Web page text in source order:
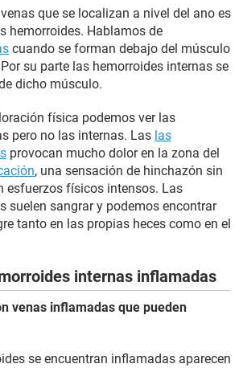
que se localizan a nivel del ano es
hemorroides. Hablamos de
cuando se forman debajo del músculo
su parte las hemorroides internas se
dicho músculo.
física podemos ver las
pero no las internas. Las las
provocan mucho dolor en la zona del
, una sensación de hinchazón sin
esfuerzos físicos intensos. Las
suelen sangrar y podemos encontrar
tanto en las propias heces como en el
internas inflamadas
venas inflamadas que pueden
se encuentran inflamadas aparecen